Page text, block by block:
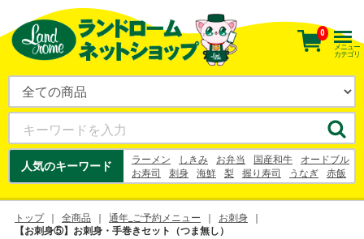
人気のキーワード ラーメン しきみ お弁当 国産和牛
オードブル
お寿司
刺身 海鮮 梨 握り寿司 うなぎ
赤飯
ケーキ
花束 うなぎ 梨 寿司
幸水
シュークリーム
お中元
0
メニュー
カテゴリ
トップ 全商品 通年_ご予約メニュー
お刺身
【お刺身⑤】お刺身・手巻きセット（つま無し）